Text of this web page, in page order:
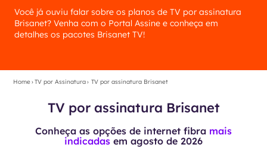
Você já ouviu falar sobre os planos de TV por assinatura
Brisanet? Venha com o Portal Assine e conheça em
detalhes os pacotes Brisanet TV!
Home›TV por Assinatura› TV por assinatura Brisanet
TV por assinatura Brisanet
Conheça as opções de internet fibra mais
indicadas em agosto de 2026